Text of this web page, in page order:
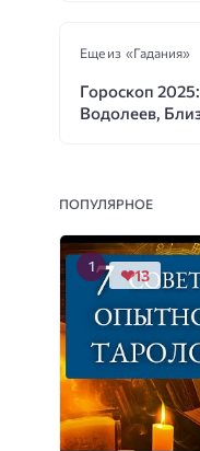
Еще из «Гадания»
Гороскоп
Водолеев,
ПОПУЛЯРНОЕ
13